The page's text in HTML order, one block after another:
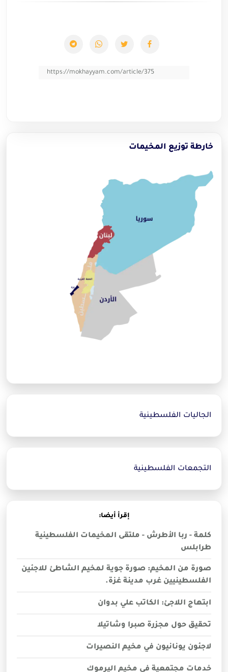
خارطة توزيع المخيمات
الجاليات الفلسطينية
التجمعات الفلسطينية
إقرأ أيضا:
كلمة - ربا الأطرش - ملتقى المخيمات الفلسطينية
طرابلس
صورة من المخيم: صورة جوية لمخيم الشاطئ للاجئين
الفلسطينيين غرب مدينة غزة.
ابتهاج اللاجئ: الكاتب علي بدوان
تحقيق حول مجزرة صبرا وشاتيلا
لاجئون يونانيون في مخيم النصيرات
خدمات مجتمعية في مخيم اليرموك
https://mokhayyam.com/article/375